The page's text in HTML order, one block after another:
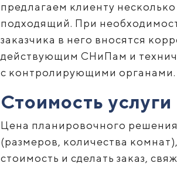
предлагаем клиенту
подходящий. При
заказчика в него вносятся
действующим СНиПам и
с контролирующими органами.
Стоимость услуги
Цена планировочного
(размеров, количества
стоимость и сделать заказ,